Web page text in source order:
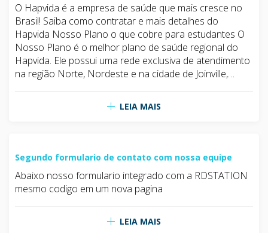
O Hapvida é a empresa de saúde que mais cresce no
Brasil! Saiba como contratar e mais detalhes do
Hapvida Nosso Plano o que cobre para estudantes O
Nosso Plano é o melhor plano de saúde regional do
Hapvida. Ele possui uma rede exclusiva de atendimento
na região Norte, Nordeste e na cidade de Joinville,…
LEIA MAIS
Segundo formulario de contato com nossa equipe
Abaixo nosso formulario integrado com a RDSTATION
mesmo codigo em um nova pagina
LEIA MAIS